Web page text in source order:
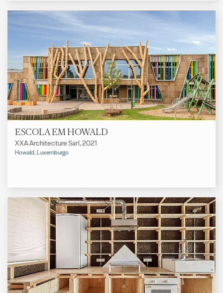
ESCOLA EM HOWALD
XXA Architecture Sarl, 2021
Howald, Luxemburgo